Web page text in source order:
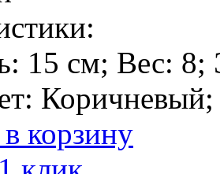
15 см; Вес: 8;
Коричневый;
корзину